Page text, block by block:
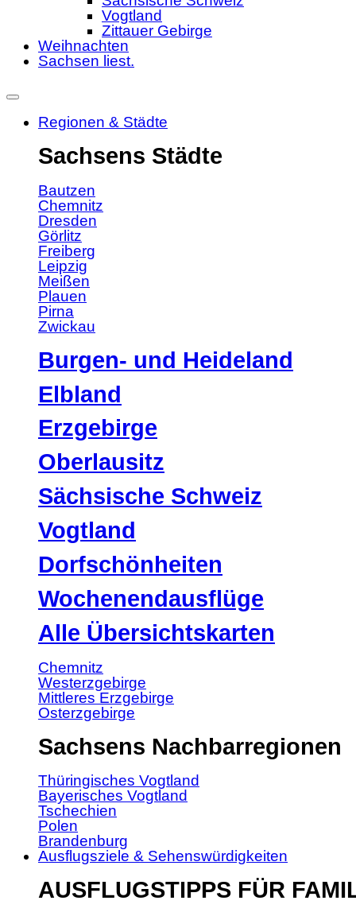
Vogtland
Zittauer Gebirge
Weihnachten
Sachsen liest.
Regionen & Städte
Sachsens Städte
Bautzen
Chemnitz
Dresden
Görlitz
Freiberg
Leipzig
Meißen
Plauen
Pirna
Zwickau
Burgen- und Heideland
Elbland
Erzgebirge
Oberlausitz
Sächsische Schweiz
Vogtland
Dorfschönheiten
Wochenendausflüge
Alle Übersichtskarten
Chemnitz
Westerzgebirge
Mittleres Erzgebirge
Osterzgebirge
Sachsens Nachbarregionen
Thüringisches Vogtland
Bayerisches Vogtland
Tschechien
Polen
Brandenburg
Ausflugsziele & Sehenswürdigkeiten
AUSFLUGSTIPPS FÜR